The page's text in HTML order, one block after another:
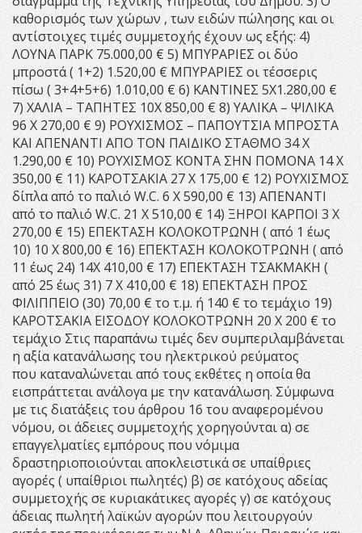
καθορισμός των χώρων , των ειδών πώλησης και οι
αντίστοιχες τιμές συμμετοχής έχουν ως εξής: 4)
ΛΟΥΝΑ ΠΑΡΚ 75.000,00 € 5) ΜΠΥΡΑΡΙΕΣ οι δύο
μπροστά ( 1+2) 1.520,00 € ΜΠΥΡΑΡΙΕΣ οι τέσσερις
πίσω ( 3+4+5+6) 1.010,00 € 6) ΚΑΝΤΙΝΕΣ 5Χ1.280,00 €
7) ΧΑΛΙΑ – ΤΑΠΗΤΕΣ 10Χ 850,00 € 8) ΥΑΛΙΚΑ – ΨΙΛΙΚΑ
96 Χ 270,00 € 9) ΡΟΥΧΙΣΜΟΣ – ΠΑΠΟΥΤΣΙΑ ΜΠΡΟΣΤΑ
ΚΑΙ ΑΠΕΝΑΝΤΙ ΑΠΟ ΤΟΝ ΠΑΙΔΙΚΟ ΣΤΑΘΜΟ 34 Χ
1.290,00 € 10) ΡΟΥΧΙΣΜΟΣ ΚΟΝΤΑ ΣΗΝ ΠΟΜΟΝΑ 14 Χ
350,00 € 11) ΚΑΡΟΤΣΑΚΙΑ 27 Χ 175,00 € 12) ΡΟΥΧΙΣΜΟΣ
δίπλα από το παλιό W.C. 6 Χ 590,00 € 13) ΑΠΕΝΑΝΤΙ
από το παλιό W.C. 21 Χ 510,00 € 14) ΞΗΡΟΙ ΚΑΡΠΟΙ 3 Χ
270,00 € 15) ΕΠΕΚΤΑΣΗ ΚΟΛΟΚΟΤΡΩΝΗ ( από 1 έως
10) 10 Χ 800,00 € 16) ΕΠΕΚΤΑΣΗ ΚΟΛΟΚΟΤΡΩΝΗ ( από
11 έως 24) 14Χ 410,00 € 17) ΕΠΕΚΤΑΣΗ ΤΣΑΚΜΑΚΗ (
από 25 έως 31) 7 Χ 410,00 € 18) ΕΠΕΚΤΑΣΗ ΠΡΟΣ
ΦΙΛΙΠΠΕΙΟ (30) 70,00 € το τ.μ. ή 140 € το τεμάχιο 19)
ΚΑΡΟΤΣΑΚΙΑ ΕΙΣΟΔΟΥ ΚΟΛΟΚΟΤΡΩΝΗ 20 Χ 200 € το
τεμάχιο Στις παραπάνω τιμές δεν συμπεριλαμβάνεται
η αξία κατανάλωσης του ηλεκτρικού ρεύματος
που καταναλώνεται από τους εκθέτες η οποία θα
εισπράττεται ανάλογα με την κατανάλωση. Σύμφωνα
με τις διατάξεις του άρθρου 16 του αναφερομένου
νόμου, οι άδειες συμμετοχής χορηγούνται α) σε
επαγγελματίες εμπόρους που νόμιμα
δραστηριοποιούνται αποκλειστικά σε υπαίθριες
αγορές ( υπαίθριοι πωλητές) β) σε κατόχους αδείας
συμμετοχής σε κυριακάτικες αγορές γ) σε κατόχους
άδειας πωλητή λαϊκών αγορών που λειτουργούν